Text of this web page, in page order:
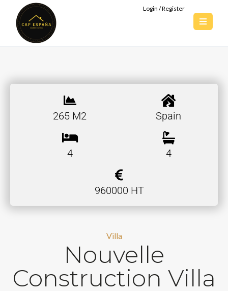
Login / Register
265 M2 Spain
4 4
960000 HT
Villa
Nouvelle
Construction Villa